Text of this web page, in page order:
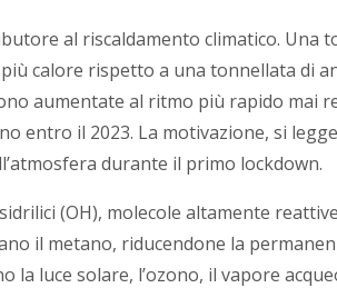
al riscaldamento climatico. Una
calore rispetto a una tonnellata di
aumentate al ritmo più rapido mai
entro il 2023. La motivazione, si
durante il primo lockdown.
(OH), molecole altamente
il metano, riducendone la
luce solare, l’ozono, il vapore